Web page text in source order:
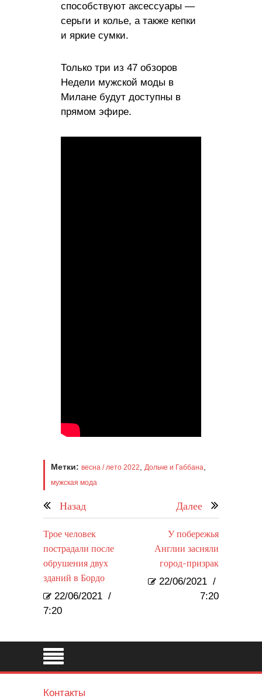
способствуют аксессуары —
серьги и колье, а также кепки
и яркие сумки.
Только три из 47 обзоров
Недели мужской моды в
Милане будут доступны в
прямом эфире.
Метки: весна / лето 2022 Дольче и Габбана
мужская мода
Назад Далее
Трое человек
пострадали после
обрушения двух
зданий в Бордо
22/06/2021 /
7:20
У побережья
Англии засняли
город-призрак
22/06/2021 /
7:20
Контакты